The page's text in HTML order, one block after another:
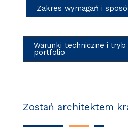
Zakres wymagań i
Warunki techniczne i
portfolio
Zostań architektem